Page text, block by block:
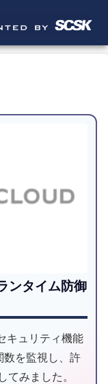
ンタイム防御
キュリティ機能
数を監視し、許
てみました。